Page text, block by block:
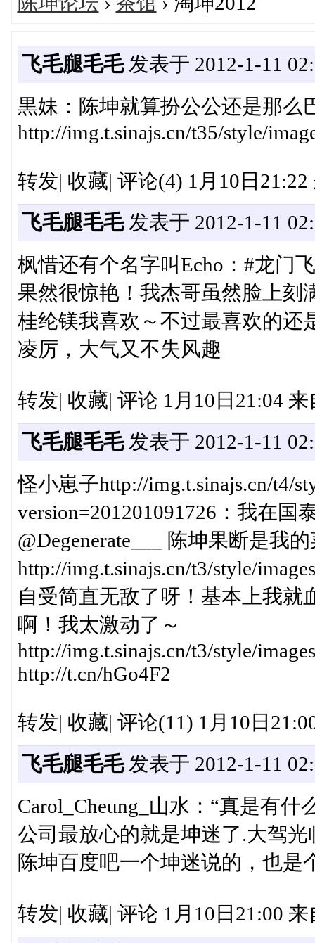
飞毛腿毛毛发表于 2012-1-11
黒妹：陈坤就算扮公公还是那么
http://img.t.sinajs.cn/t35/style/
转发| 收藏| 评论(4) 1月10日
飞毛腿毛毛发表于 2012-1-11
枫惜还有个名字叫Echo：#龙门
果然很惊艳！我杰哥虽然脸上刻
桂纶镁我喜欢～不过最喜欢的还
凌厉，大气又不失风趣
转发| 收藏| 评论 1月10日21:04
飞毛腿毛毛发表于 2012-1-11
怪小崽子http://img.t.sinajs.cn/t4/
version=201201091726：我在
@Degenerate___ 陈坤果断是我
http://img.t.sinajs.cn/t3/style/
自受简直无敌了呀！基本上我就
啊！我太激动了～
http://img.t.sinajs.cn/t3/style/
http://t.cn/hGo4F2
转发| 收藏| 评论(11) 1月10日
飞毛腿毛毛发表于 2012-1-11
Carol_Cheung_山水：“真是有
公司最放心的就是坤迷了.大驾
陈坤百度吧一个坤迷说的，也是
转发| 收藏| 评论 1月10日21:00